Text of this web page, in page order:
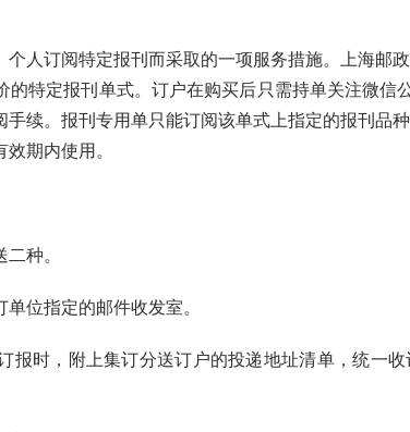
订阅特定报刊而采取的一项服务措施。上海邮
特定报刊单式。订户在购买后只需持单关注微信
续。报刊专用单只能订阅该单式上指定的报刊品
期内使用。
种。
位指定的邮件收发室。
时，附上集订分送订户的投递地址清单，统一收